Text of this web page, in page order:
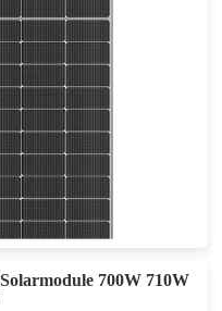
700W 710W